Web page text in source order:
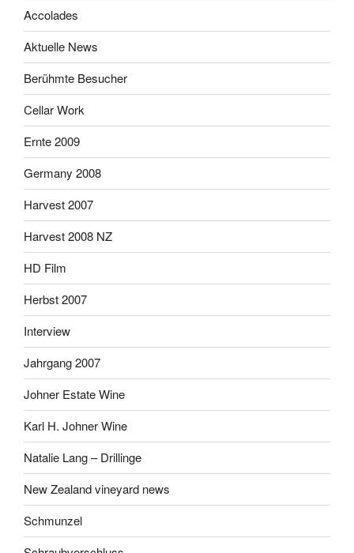
Accolades
Aktuelle News
Berühmte Besucher
Cellar Work
Ernte 2009
Germany 2008
Harvest 2007
Harvest 2008 NZ
HD Film
Herbst 2007
Interview
Jahrgang 2007
Johner Estate Wine
Karl H. Johner Wine
Natalie Lang – Drillinge
New Zealand vineyard news
Schmunzel